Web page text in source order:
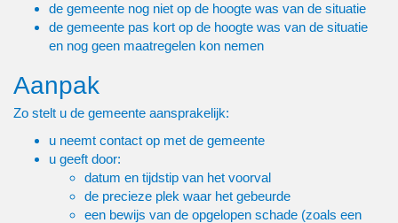
de gemeente nog niet op de hoogte was van de situatie
de gemeente pas kort op de hoogte was van de situatie
en nog geen maatregelen kon nemen
Aanpak
Zo stelt u de gemeente aansprakelijk:
u neemt contact op met de gemeente
u geeft door:
datum en tijdstip van het voorval
de precieze plek waar het gebeurde
een bewijs van de opgelopen schade (zoals een